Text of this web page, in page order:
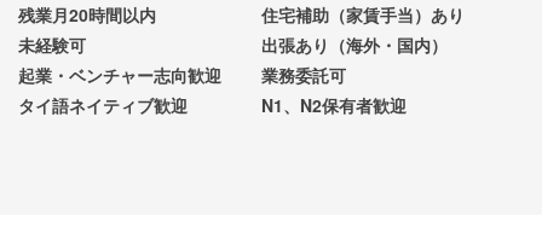
残業月20時間以内
住宅補助（家賃手当）あり
未経験可
出張あり（海外・国内）
起業・ベンチャー志向歓迎
業務委託可
タイ語ネイティブ歓迎
N1、N2保有者歓迎